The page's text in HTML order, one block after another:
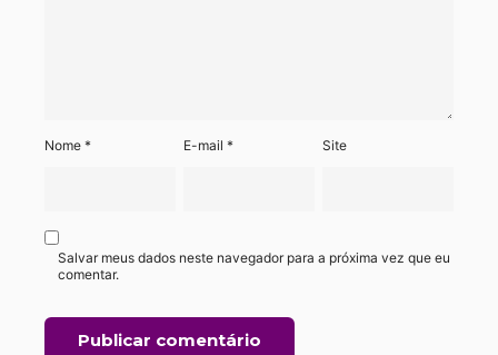
Nome * E-mail* Site
Salvar meus dados neste navegador para a próxima vez que eu
comentar.